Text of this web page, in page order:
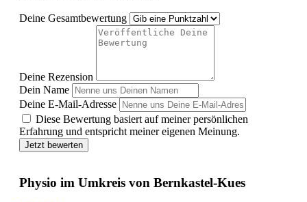
Deine Gesamtbewertung
Deine Rezension
Dein Name
Deine E-Mail-Adresse
Diese Bewertung basiert auf meiner persönlichen
Erfahrung und entspricht meiner eigenen Meinung.
Jetzt bewerten
Physio im Umkreis von Bernkastel-Kues